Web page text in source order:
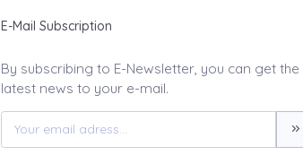
E-Mail Subscription
By subscribing to E-Newsletter, you can get the
latest news to your e-mail.